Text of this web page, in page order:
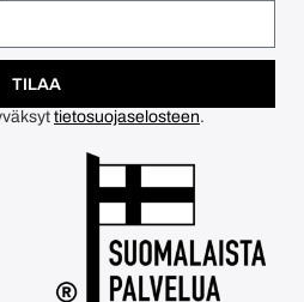
TILAA
tietosuojaselosteen.